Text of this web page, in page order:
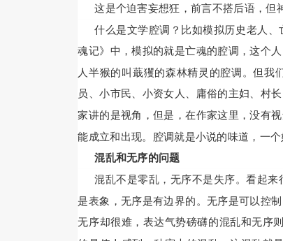
这是个迫害妄想狂，前言不搭后语，但
什么是文学腔调？比如模拟历史老人
魂记》中，模拟的就是亡魂的腔调，这个
人半猴的叫蕺玃的森林精灵的腔调。但我
员、小市民、小资女人、庸俗的主妇、村
家讲的是视角，但是，在作家这里，没有
能成立和出现。腔调就是小说的味道，一
混乱和无序的问题
混乱不是零乱，无序不是失序。看起
是表象，无序是有边界的。无序是可以控
无序却很难，表达气势磅礴的混乱和无序